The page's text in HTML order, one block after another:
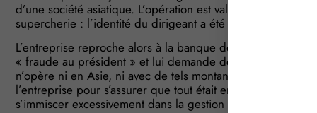
d’une société asiatique. L’opération est validée par la
supercherie : l’identité du dirigeant a été usurpée…
L’entreprise reproche alors à la banque de n’avoir fait
« fraude au président » et lui demande de prendre en
n’opère ni en Asie, ni avec de tels montants. La banque
l’entreprise pour s’assurer que tout était en ordre, ce qui,
s’immiscer excessivement dans la gestion de son client…